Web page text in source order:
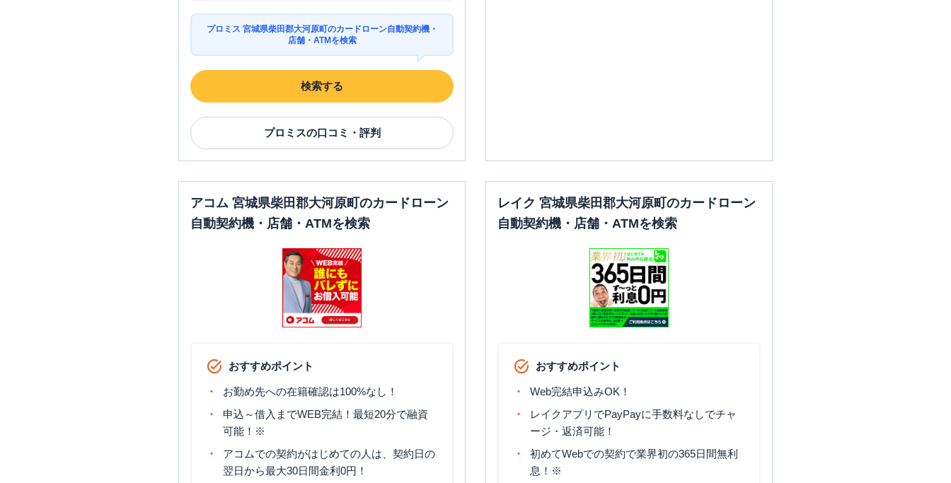
プロミス 宮城県柴田郡大河原町のカードローン自動契約機・
店舗・ATMを検索
検索する
プロミスの口コミ・評判
アコム 宮城県柴田郡大河原町のカードローン
自動契約機・店舗・ATMを検索
おすすめポイント
お勤め先への在籍確認は100%なし！
申込～借入までWEB完結！最短20分で融資
可能！※
アコムでの契約がはじめての人は、契約日の
翌日から最大30日間金利0円！
レイク 宮城県柴田郡大河原町のカードローン
自動契約機・店舗・ATMを検索
おすすめポイント
Web完結申込みOK！
レイクアプリでPayPayに手数料なしでチャ
ージ・返済可能！
初めてWebでの契約で業界初の365日間無利
息！※